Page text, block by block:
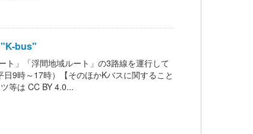
"K-bus"
ト」「浮間地域ルート」の3路線を運行して
9時～17時）【そのほかKバスに関すること
等は CC BY 4.0...